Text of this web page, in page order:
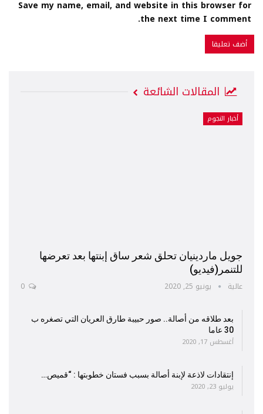
Save my name, email, and website in this browser for
the next time I comment.
المقالات الشائعة
أخبار النجوم
جويل ماردينيان تحلق شعر ساق إبنتها بعد تعرضها
للتنمر(فيديو)
عالية يونيو 25, 2020
بعد طلاقه من أصالة.. صور حبيبة طارق العريان التي تصغره ب
30 عاما
أغسطس 17, 2020
إنتقادات لاذعة لإبنة أصالة بسبب فستان خطوبتها : “قميص…
يوليو 23, 2020